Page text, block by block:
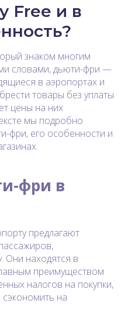
Free и в
знаком многим
словами, дьюти-фри —
в аэропортах и
товары без уплаты
цены на них
мы подробно
фри, его особенности и
фри в
предлагают
Они находятся в
преимуществом
налогов на покупки,
на